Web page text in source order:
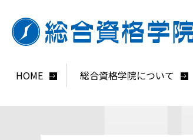
HOME 総合資格学院について